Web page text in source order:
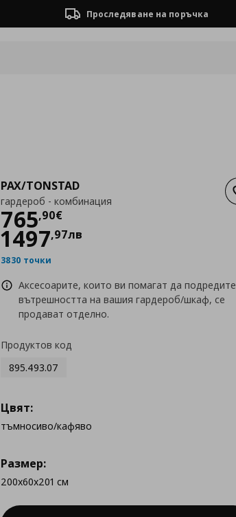
Проследяване на поръчка
PAX/TONSTAD
гардероб - комбинация
765,90€
Цена765,90 €
1497,97лв
3830 точки
Аксесоарите, които ви помагат да подредите
вътрешността на вашия гардероб/шкаф, се
продават отделно.
Продуктов код
895.493.07
Цвят:
тъмносиво/кафяво
Размер:
200x60x201 см